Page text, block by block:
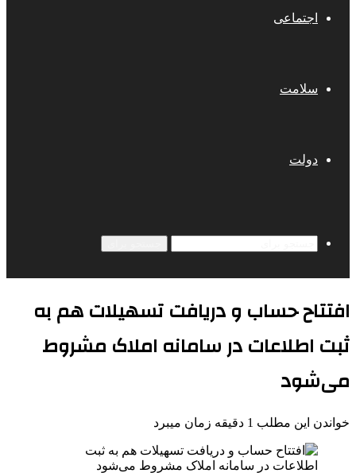
اجتماعی
سلامت
دولت
افتتاح حساب و دریافت تسهیلات هم به
ثبت اطلاعات در سامانه املاک مشروط
می‌شود
خواندن این مطلب 1 دقیقه زمان میبرد